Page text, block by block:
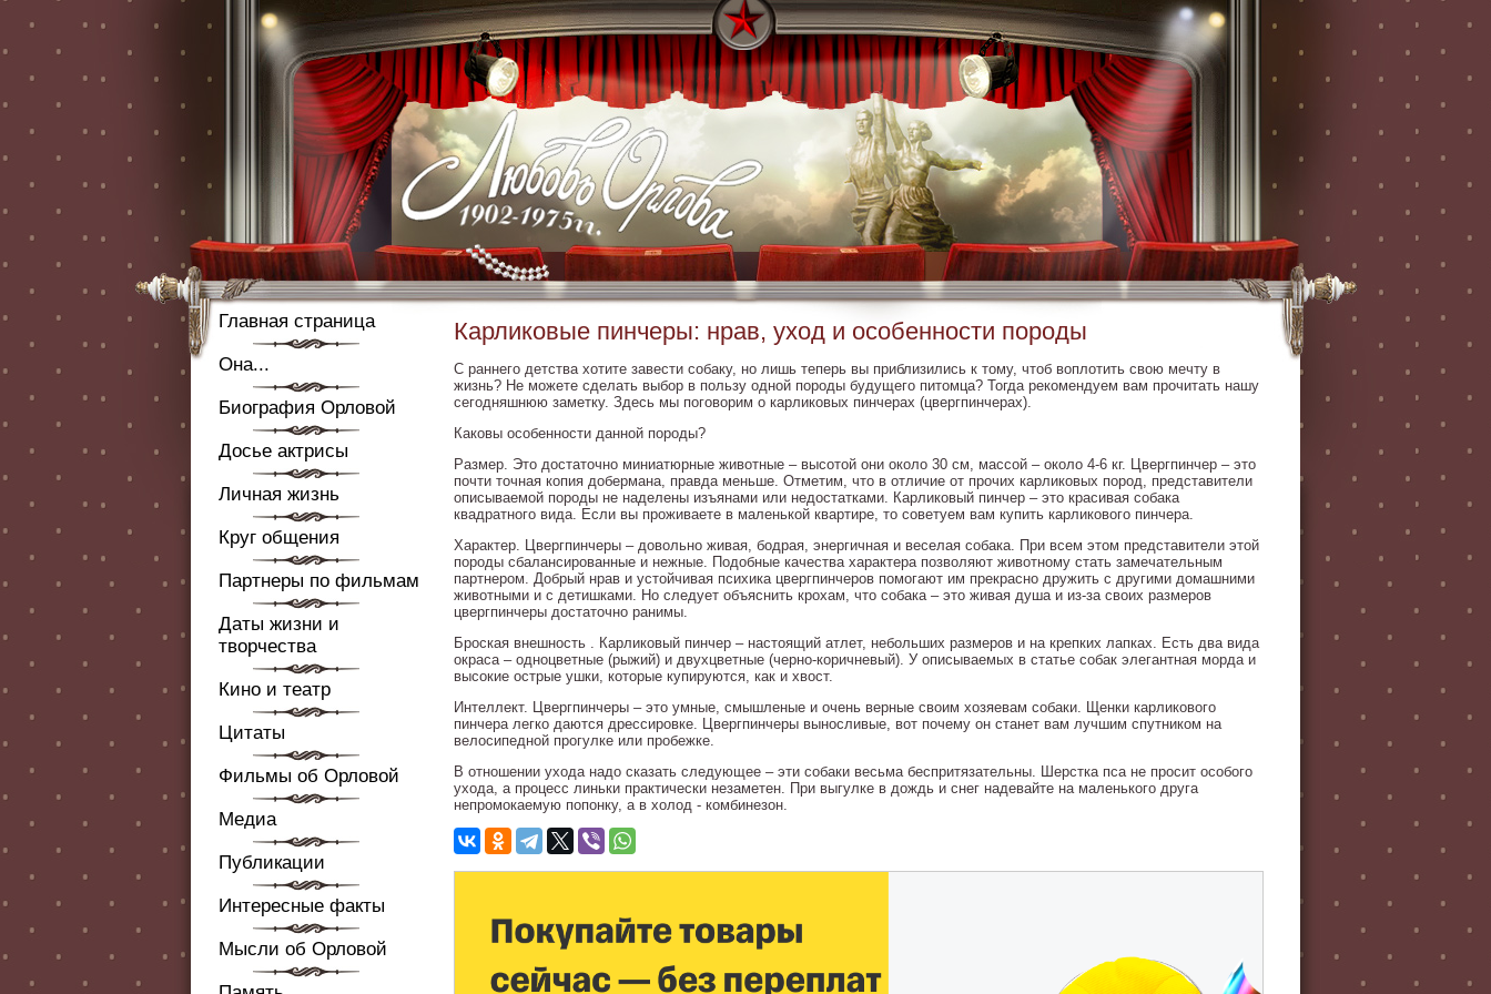
Главная страница
Она...
Биография Орловой
Досье актрисы
Личная жизнь
Круг общения
Партнеры по фильмам
Даты жизни и
творчества
Кино и театр
Цитаты
Фильмы об Орловой
Медиа
Публикации
Интересные факты
Мысли об Орловой
Карликовые пинчеры: нрав, уход и особенности породы
С раннего детства хотите завести собаку, но лишь теперь вы приблизились к тому, чтоб воплотить свою мечту в
жизнь? Не можете сделать выбор в пользу одной породы будущего питомца? Тогда рекомендуем вам прочитать нашу
сегодняшнюю заметку. Здесь мы поговорим о карликовых пинчерах (цвергпинчерах).
Каковы особенности данной породы?
Размер. Это достаточно миниатюрные животные – высотой они около 30 см, массой – около 4-6 кг. Цвергпинчер – это
почти точная копия добермана, правда меньше. Отметим, что в отличие от прочих карликовых пород, представители
описываемой породы не наделены изъянами или недостатками. Карликовый пинчер – это красивая собака
квадратного вида. Если вы проживаете в маленькой квартире, то советуем вам купить карликового пинчера.
Характер. Цвергпинчеры – довольно живая, бодрая, энергичная и веселая собака. При всем этом представители этой
породы сбалансированные и нежные. Подобные качества характера позволяют животному стать замечательным
партнером. Добрый нрав и устойчивая психика цвергпинчеров помогают им прекрасно дружить с другими домашними
животными и с детишками. Но следует объяснить крохам, что собака – это живая душа и из-за своих размеров
цвергпинчеры достаточно ранимы.
Броская внешность . Карликовый пинчер – настоящий атлет, небольших размеров и на крепких лапках. Есть два вида
окраса – одноцветные (рыжий) и двухцветные (черно-коричневый). У описываемых в статье собак элегантная морда и
высокие острые ушки, которые купируются, как и хвост.
Интеллект. Цвергпинчеры – это умные, смышленые и очень верные своим хозяевам собаки. Щенки карликового
пинчера легко даются дрессировке. Цвергпинчеры выносливые, вот почему он станет вам лучшим спутником на
велосипедной прогулке или пробежке.
В отношении ухода надо сказать следующее – эти собаки весьма беспритязательны. Шерстка пса не просит особого
ухода, а процесс линьки практически незаметен. При выгулке в дождь и снег надевайте на маленького друга
непромокаемую попонку, а в холод - комбинезон.